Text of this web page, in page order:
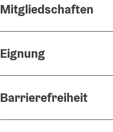
Mitgliedschaften
Eignung
Barrierefreiheit